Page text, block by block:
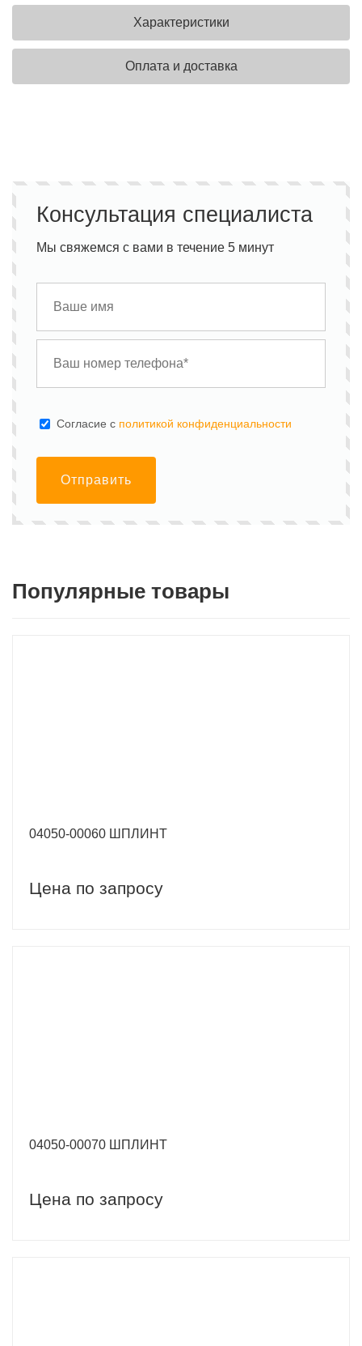
Характеристики
Оплата и доставка
Консультация специалиста
Мы свяжемся с вами в течение 5 минут
Cогласие с политикой конфиденциальности
Отправить
Популярные товары
04050-00060 ШПЛИНТ
Цена по запросу
04050-00070 ШПЛИНТ
Цена по запросу